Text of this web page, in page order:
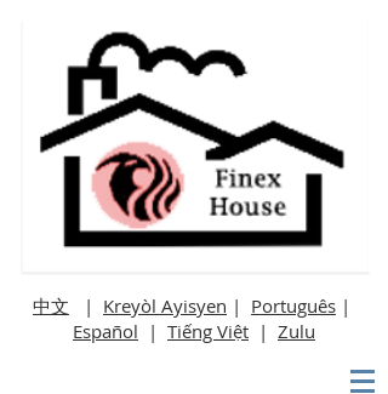
中文 | Kreyòl Ayisyen | Português |
Español | Tiếng Việt | Zulu